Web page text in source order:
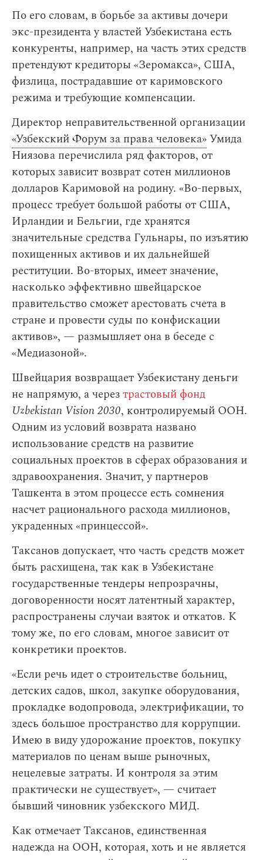
По его словам, в борьбе за активы дочери
экс-президента у властей Узбекистана есть
конкуренты, например, на часть этих средств
претендуют кредиторы «Зеромакса», США,
физлица, пострадавшие от каримовского
режима и требующие компенсации.
Директор неправительственной организации
«Узбекский Форум за права человека»Умида
Ниязова перечислила ряд факторов, от
которых зависит возврат сотен миллионов
долларов Каримовой на родину. «Во-первых,
процесс требует большой работы от США,
Ирландии и Бельгии, где хранятся
значительные средства Гульнары, по изъятию
похищенных активов и их дальнейшей
реституции. Во-вторых, имеет значение,
насколько эффективно швейцарское
правительство сможет арестовать счета в
стране и провести суды по конфискации
активов», — размышляет она в беседе с
«Медиазоной».
Швейцария возвращает Узбекистану деньги
не напрямую, а черезтрастовый фонд
Uzbekistan Vision 2030, контролируемый ООН.
Одним из условий возврата названо
использование средств на развитие
социальных проектов в сферах образования и
здравоохранения. Значит, у партнеров
Ташкента в этом процессе есть сомнения
насчет рационального расхода миллионов,
украденных «принцессой».
Таксанов допускает, что часть средств может
быть расхищена, так как в Узбекистане
государственные тендеры непрозрачны,
договоренности носят латентный характер,
распространены случаи взяток и откатов. К
тому же, по его словам, многое зависит от
конкретики проектов.
«Если речь идет о строительстве больниц,
детских садов, школ, закупке оборудования,
прокладке водопровода, электрификации, то
здесь большое пространство для коррупции.
Имею в виду удорожание проектов, покупку
материалов по ценам выше рыночных,
нецелевые затраты. И контроля за этим
практически не существует», — считает
бывший чиновник узбекского МИД.
Как отмечает Таксанов, единственная
надежда на ООН, которая, хоть и не является